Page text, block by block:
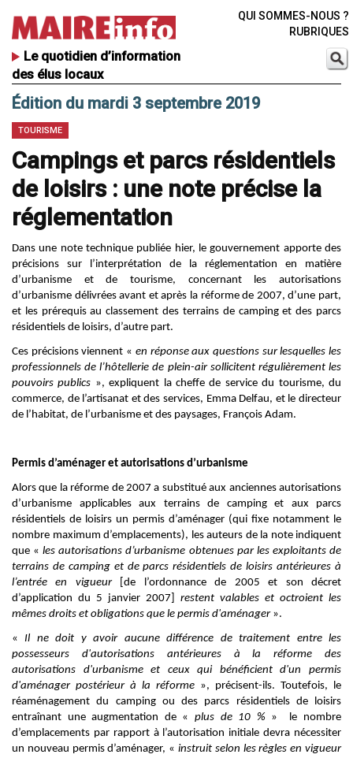
Le quotidien d’information
des élus locaux
QUI SOMMES-NOUS ?
RUBRIQUES
Édition du mardi 3 septembre 2019
TOURISME
Campings et parcs résidentiels
de loisirs : une note précise la
réglementation
Dans une note technique publiée hier, le gouvernement apporte des
précisions sur l’interprétation de la réglementation en matière
d’urbanisme et de tourisme, concernant les autorisations
d’urbanisme délivrées avant et après la réforme de 2007, d’une part,
et les prérequis au classement des terrains de camping et des parcs
résidentiels de loisirs, d’autre part.
Ces précisions viennent « en réponse aux questions sur lesquelles les
professionnels de l’hôtellerie de plein-air sollicitent régulièrement les
pouvoirs publics », expliquent la cheffe de service du tourisme, du
commerce, de l’artisanat et des services, Emma Delfau, et le directeur
de l’habitat, de l’urbanisme et des paysages, François Adam.
Permis d’aménager et autorisations d’urbanisme
Alors que la réforme de 2007 a substitué aux anciennes autorisations
d’urbanisme applicables aux terrains de camping et aux parcs
résidentiels de loisirs un permis d’aménager (qui fixe notamment le
nombre maximum d’emplacements), les auteurs de la note indiquent
que « les autorisations d’urbanisme obtenues par les exploitants de
terrains de camping et de parcs résidentiels de loisirs antérieures à
l’entrée en vigueur
[de l’ordonnance de 2005 et son décret
d’application du 5 janvier 2007]
restent valables et octroient les
mêmes droits et obligations que le permis d'aménager ».
« Il ne doit y avoir aucune différence de traitement entre les
possesseurs d'autorisations antérieures à la réforme des
autorisations d'urbanisme et ceux qui bénéficient d'un permis
d'aménager postérieur à la réforme », précisent-ils. Toutefois, le
réaménagement du camping ou des parcs résidentiels de loisirs
entraînant une augmentation de « plus de 10 % » le nombre
d’emplacements par rapport à l’autorisation initiale devra nécessiter
un nouveau permis d’aménager, « instruit selon les règles en vigueur